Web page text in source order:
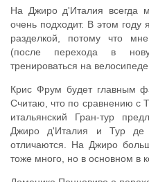
На Джиро д'Италия всегда
очень подходит. В этом
разделкой, потому что
(после перехода в
тренироваться на
Крис Фрум будет главным
Считаю, что по сравнению с
итальянский Гран-тур
Джиро д'Италия и Тур
отличаются. На Джиро
тоже много, но в основном в